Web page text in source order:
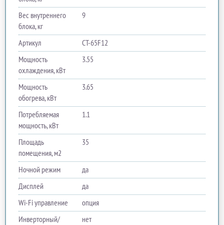
Вес внутреннего
блока, кг
9
Артикул
CT-65F12
Мощность
охлаждения, кВт
3.55
Мощность
обогрева, кВт
3.65
Потребляемая
мощность, кВт
1.1
Площадь
помещения, м2
35
Ночной режим
да
Дисплей
да
Wi-Fi управление
опция
Инверторный/
нет